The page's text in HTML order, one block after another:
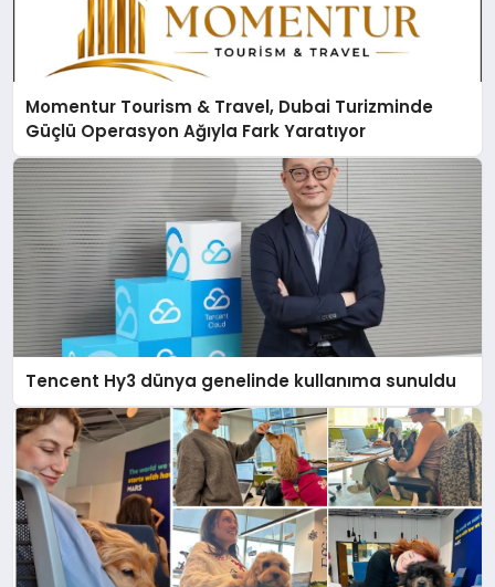
Momentur Tourism & Travel, Dubai Turizminde
Güçlü Operasyon Ağıyla Fark Yaratıyor
Tencent Hy3 dünya genelinde kullanıma sunuldu